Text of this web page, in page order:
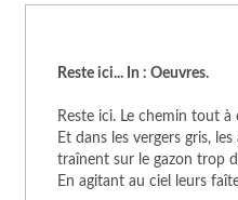
Reste ici... In : Oeuvres.
Reste ici. Le chemin tout
Et dans les vergers gris,
traînent sur le gazon trop
En agitant au ciel leurs